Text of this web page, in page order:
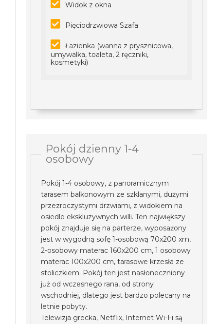
Widok z okna
Pięciodrzwiowa Szafa
Łazienka (wanna z prysznicowa,
umywalka, toaleta, 2 ręczniki,
kosmetyki)
Pokój dzienny 1-4
osobowy
Pokój 1-4 osobowy, z panoramicznym
tarasem balkonowym ze szklanymi, dużymi
przezroczystymi drzwiami, z widokiem na
osiedle ekskluzywnych willi. Ten największy
pokój znajduje się na parterze, wyposażony
jest w wygodną sofę 1-osobową 70x200 xm,
2-osobowy materac 160x200 cm, 1 osobowy
materac 100x200 cm, tarasowe krzesła ze
stoliczkiem. Pokój ten jest nasłoneczniony
już od wczesnego rana, od strony
wschodniej, dlatego jest bardzo polecany na
letnie pobyty.
Telewizja grecka, Netflix, Internet Wi-Fi są